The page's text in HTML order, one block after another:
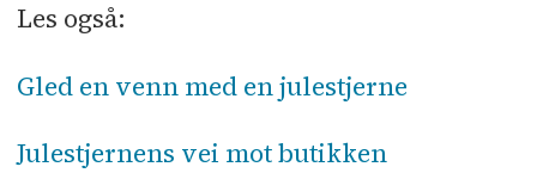
Les også:
Gled en venn med en julestjerne
Julestjernens vei mot butikken